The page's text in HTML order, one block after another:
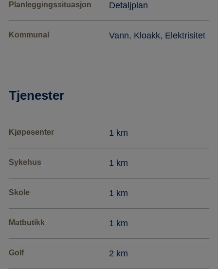
Planleggingssituasjon Detaljplan
Kommunal Vann, Kloakk, Elektrisitet
Tjenester
Kjøpesenter 1 km
Sykehus 1 km
Skole 1 km
Matbutikk 1 km
Golf 2 km